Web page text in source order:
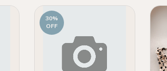
30%
OFF